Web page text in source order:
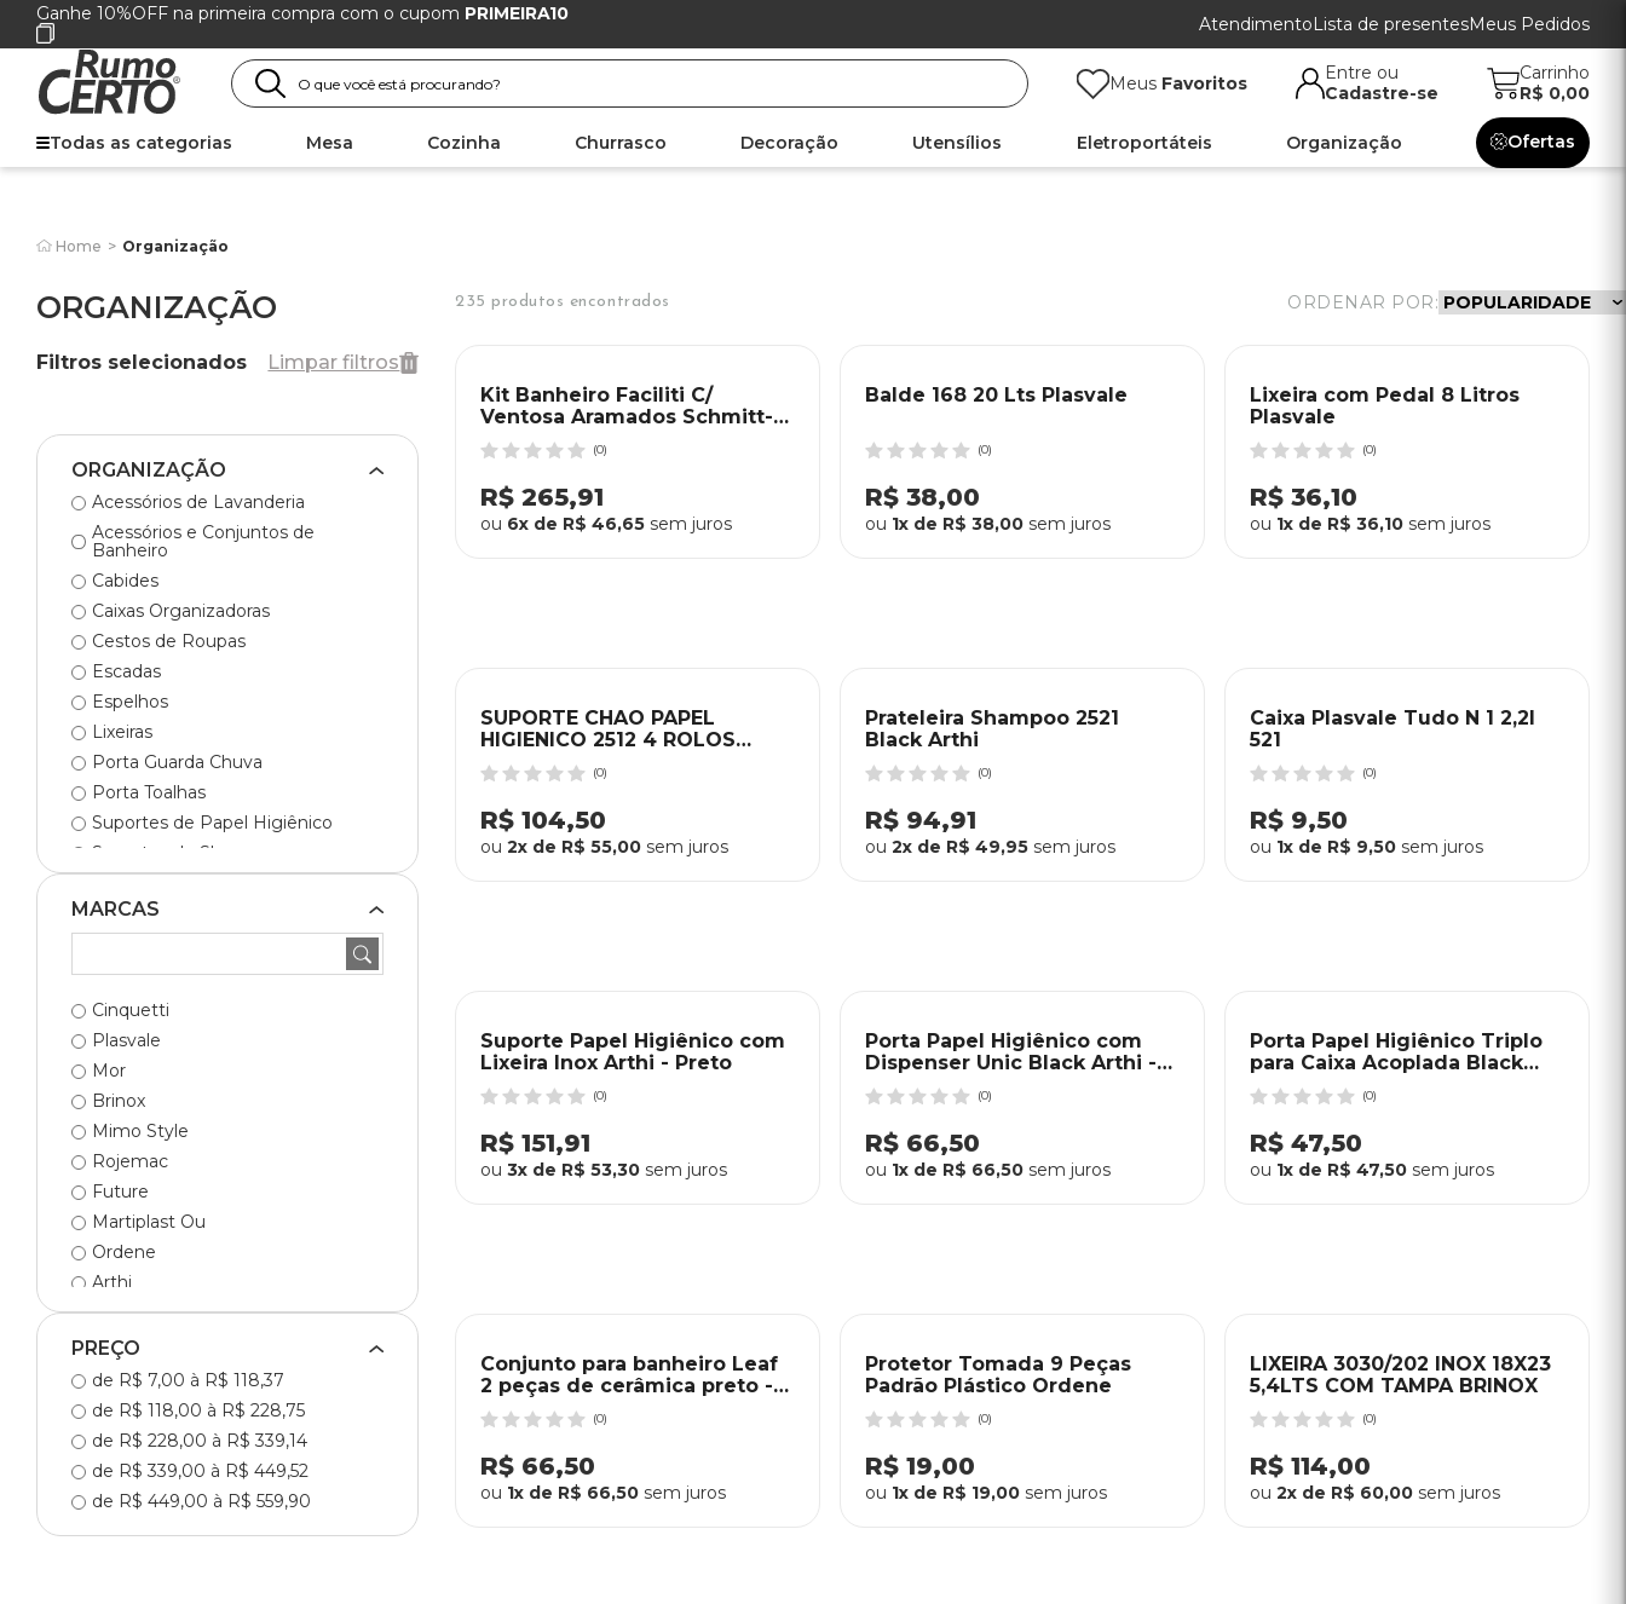
Ganhe 10%OFF na primeira compra com o cupom PRIMEIRA10 AtendimentoLista de presentesMeus Pedidos
Meus Favoritos
Entre ou
Cadastre-se
Carrinho
R$ 0,00
Todas as categorias Mesa Cozinha Churrasco Decoração Utensílios Eletroportáteis Organização Ofertas
Home > Organização
ORGANIZAÇÃO
Filtros selecionados Limpar filtros
ORGANIZAÇÃO
Acessórios de Lavanderia
Acessórios e Conjuntos de
Banheiro
Cabides
Caixas Organizadoras
Cestos de Roupas
Escadas
Espelhos
Lixeiras
Porta Guarda Chuva
Porta Toalhas
Suportes de Papel Higiênico
Suportes de Shampoo
Varais
MARCAS
Cinquetti
Plasvale
Mor
Brinox
Mimo Style
Rojemac
Future
Martiplast Ou
Ordene
Arthi
Lyor Design
Coza
Dolce Home
Aramados Schmitt
Wellmix
Mai Home
Mek Decor
PREÇO
de R$ 7,00 à R$ 118,37
de R$ 118,00 à R$ 228,75
de R$ 228,00 à R$ 339,14
de R$ 339,00 à R$ 449,52
de R$ 449,00 à R$ 559,90
235 produtos encontrados ORDENAR POR:
Kit Banheiro Faciliti C/
Ventosa Aramados Schmitt-
Preto Fosco(0)
R$ 265,91
ou 6x de R$ 46,65 sem juros
Balde 168 20 Lts Plasvale
(0)
R$ 38,00
ou 1x de R$ 38,00 sem juros
Lixeira com Pedal 8 Litros
Plasvale
(0)
R$ 36,10
ou 1x de R$ 36,10 sem juros
SUPORTE CHAO PAPEL
HIGIENICO 2512 4 ROLOS
BLACK ARTHI
(0)
R$ 104,50
ou 2x de R$ 55,00 sem juros
Prateleira Shampoo 2521
Black Arthi
(0)
R$ 94,91
ou 2x de R$ 49,95 sem juros
Caixa Plasvale Tudo N 1 2,2l
521
(0)
R$ 9,50
ou 1x de R$ 9,50 sem juros
Suporte Papel Higiênico com
Lixeira Inox Arthi - Preto
(0)
R$ 151,91
ou 3x de R$ 53,30 sem juros
Porta Papel Higiênico com
Dispenser Unic Black Arthi -
Preto
(0)
R$ 66,50
ou 1x de R$ 66,50 sem juros
Porta Papel Higiênico Triplo
para Caixa Acoplada Black
Arthi - Preto(0)
R$ 47,50
ou 1x de R$ 47,50 sem juros
Conjunto para banheiro Leaf
2 peças de cerâmica preto -
Rojemac
(0)
R$ 66,50
ou 1x de R$ 66,50 sem juros
Protetor Tomada 9 Peças
Padrão Plástico Ordene
(0)
R$ 19,00
ou 1x de R$ 19,00 sem juros
LIXEIRA 3030/202 INOX 18X23
5,4LTS COM TAMPA BRINOX
(0)
R$ 114,00
ou 2x de R$ 60,00 sem juros